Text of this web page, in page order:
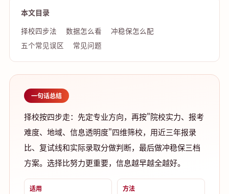
本文目录
择校四步法
数据怎么看
冲稳保怎么配
五个常见误区
常见问题
一句话总结
择校按四步走：先定专业方向，再按"院校实力、报考
难度、地域、信息透明度"四维筛校，用近三年报录
比、复试线和实际录取分做判断，最后做冲稳保三档
方案。选择比努力更重要，信息越早越全越好。
适用
方法